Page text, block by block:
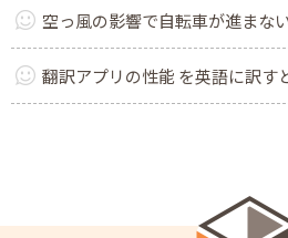
空っ風の影響で自転車が進まな
翻訳アプリの性能 を英語に訳す